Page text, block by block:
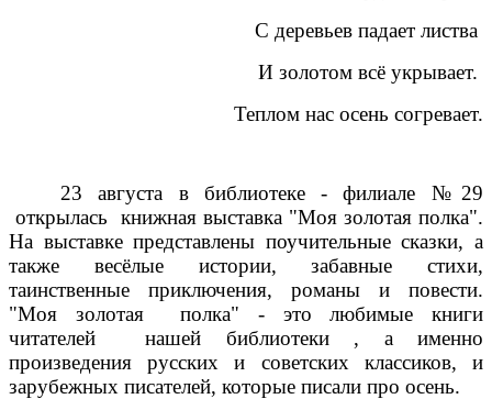
С деревьев падает листва
И золотом всё укрывает.
Теплом нас осень согревает.
23 августа в библиотеке - филиале №29
открылась книжная выставка "Моя золотая полка".
На выставке представлены поучительные сказки, а
также весёлые истории, забавные стихи,
таинственные приключения, романы и повести.
"Моя золотая полка" - это любимые книги
читателей нашей библиотеки , а именно
произведения русских и советских классиков, и
зарубежных писателей, которые писали про осень.